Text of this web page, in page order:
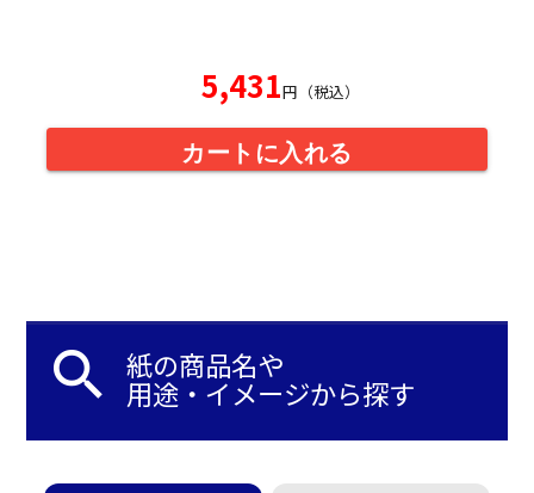
5,431円（税込）
カートに入れる
search 紙の商品名や
用途・イメージから探す